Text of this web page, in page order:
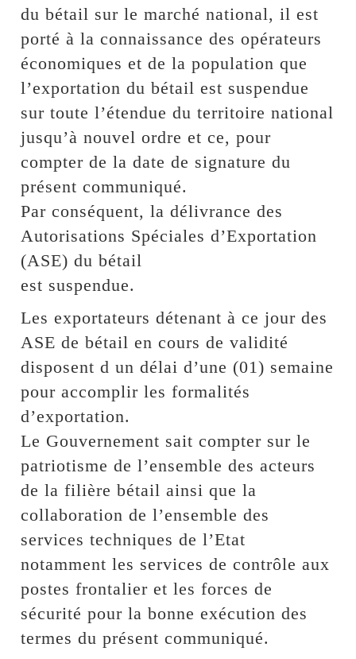
du bétail sur le marché national, il est
porté à la connaissance des opérateurs
économiques et de la population que
l’exportation du bétail est suspendue
sur toute l’étendue du territoire national
jusqu’à nouvel ordre et ce, pour
compter de la date de signature du
présent communiqué.
Par conséquent, la délivrance des
Autorisations Spéciales d’Exportation
(ASE) du bétail
est suspendue.
Les exportateurs détenant à ce jour des
ASE de bétail en cours de validité
disposent d un délai d’une (01) semaine
pour accomplir les formalités
d’exportation.
Le Gouvernement sait compter sur le
patriotisme de l’ensemble des acteurs
de la filière bétail ainsi que la
collaboration de l’ensemble des
services techniques de l’Etat
notamment les services de contrôle aux
postes frontalier et les forces de
sécurité pour la bonne exécution des
termes du présent communiqué.